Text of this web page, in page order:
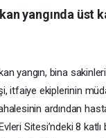
yangında
yangın, bina
itfaiye ekiplerinin
ardından
Evleri Sitesi’ndeki 8